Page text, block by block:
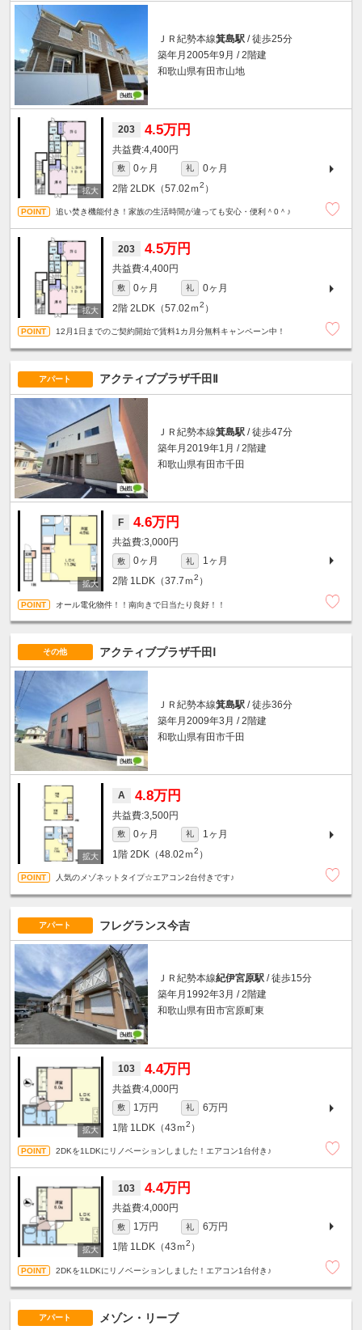
ＪＲ紀勢本線箕島駅 / 徒歩25分
築年月2005年9月 / 2階建
和歌山県有田市山地
203 4.5万円
4,400円
敷 0ヶ月 礼
0ヶ月
2階 2LDK（57.02ｍ2 ）
追い焚き機能付き！家族の生活時間が違っても安心・便利＾0＾♪
203 4.5万円
4,400円
敷 0ヶ月 礼
0ヶ月
2階 2LDK（57.02ｍ2 ）
12月1日までのご契約開始で賃料1カ月分無料キャンペーン中！
アパート アクティブプラザ千田Ⅱ
ＪＲ紀勢本線箕島駅 / 徒歩47分
築年月2019年1月 / 2階建
和歌山県有田市千田
F 4.6万円
3,000円
敷 0ヶ月 礼
1ヶ月
2階 1LDK（37.7ｍ2 ）
オール電化物件！！南向きで日当たり良好！！
その他 アクティブプラザ千田Ⅰ
ＪＲ紀勢本線箕島駅 / 徒歩36分
築年月2009年3月 / 2階建
和歌山県有田市千田
A 4.8万円
3,500円
敷 0ヶ月 礼
1ヶ月
1階 2DK（48.02ｍ2 ）
人気のメゾネットタイプ☆エアコン2台付きです♪
アパート フレグランス今吉
ＪＲ紀勢本線紀伊宮原駅 / 徒歩15分
築年月1992年3月 / 2階建
和歌山県有田市宮原町東
103 4.4万円
4,000円
敷 1万円 礼
6万円
1階 1LDK（43ｍ2 ）
2DKを1LDKにリノベーションしました！エアコン1台付き♪
103 4.4万円
4,000円
敷 1万円 礼
6万円
1階 1LDK（43ｍ2 ）
2DKを1LDKにリノベーションしました！エアコン1台付き♪
アパート メゾン・リーブ